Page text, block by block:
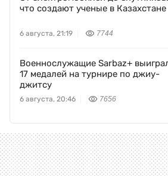
что создают ученые в Казахстане
6 августа, 21:19 7744
Военнослужащие Sarbaz+
17 медалей на турнире по джиу-
джитсу
6 августа, 20:46 7656